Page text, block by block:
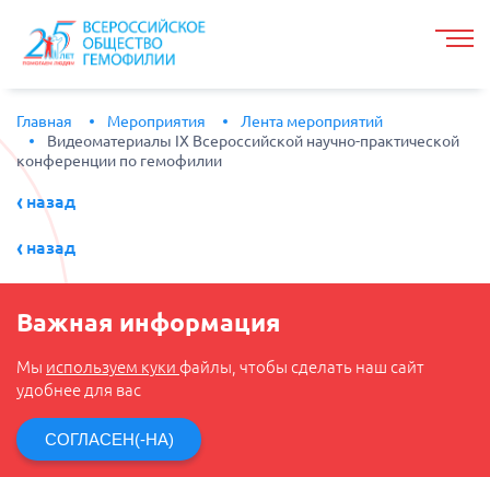
Главная Мероприятия
Лента мероприятий
Видеоматериалы IX Всероссийской научно-практической
конференции по гемофилии
назад
назад
Важная информация
Мы используем куки файлы, чтобы сделать наш сайт
удобнее для вас
СОГЛАСЕН(-НА)